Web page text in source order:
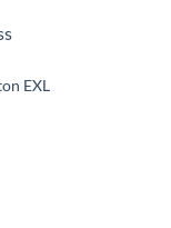
EXL